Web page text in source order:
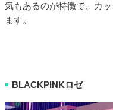
気もあるのが特徴で、カ
ます。
■ BLACKPINKロゼ